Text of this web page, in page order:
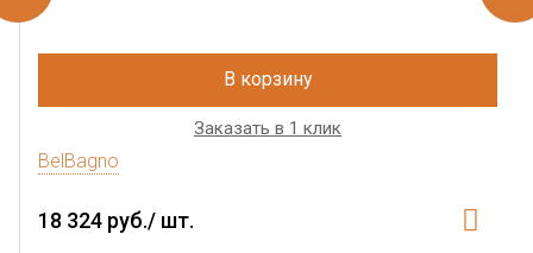
В корзину
Заказать в 1 клик
BelBagno
18 324 руб./ шт.